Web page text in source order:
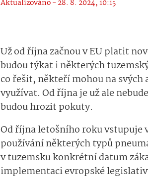
Aktualizováno - 28. 8. 2024, 10:15
Už od října začnou v EU platit
budou týkat i některých
co řešit, někteří mohou na
využívat. Od října je už ale
budou hrozit pokuty.
Od října letošního roku
používání některých typů
v tuzemsku konkrétní datum
implementaci evropské